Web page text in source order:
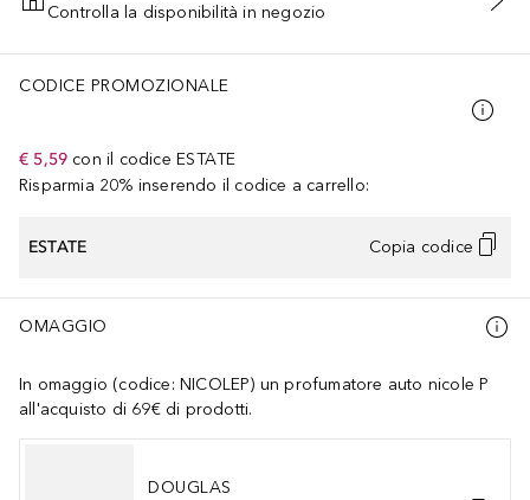
AGGIUNGI AL CARRELLO
Controlla la disponibilità in negozio
CODICE PROMOZIONALE
€ 5,59 con il codice ESTATE
Risparmia 20% inserendo il codice a carrello:
ESTATE Copia codice
OMAGGIO
In omaggio (codice: NICOLEP) un profumatore auto nicole P
all'acquisto di 69€ di prodotti.
DOUGLAS